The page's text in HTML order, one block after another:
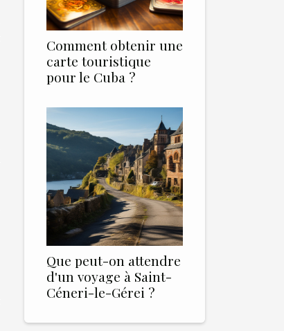
Comment obtenir une
carte touristique
pour le Cuba ?
Que peut-on attendre
d'un voyage à Saint-
Céneri-le-Gérei ?